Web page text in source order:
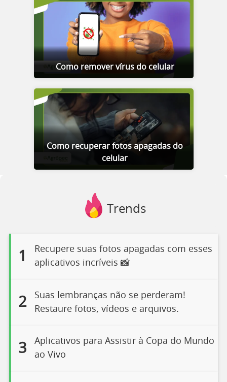
Como remover vírus do celular
Como recuperar fotos apagadas do
celular
Trends
1
Recupere suas fotos apagadas com esses
aplicativos incríveis 📸
2
Suas lembranças não se perderam!
Restaure fotos, vídeos e arquivos.
3
Aplicativos para Assistir à Copa do Mundo
ao Vivo